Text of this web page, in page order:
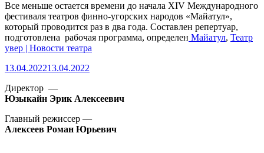
Все меньше остается времени до начала XIV Международного
фестиваля театров финно-угорских народов «Майатул»,
который проводится раз в два года. Составлен репертуар,
подготовлена рабочая программа, определен Майатул, Театр
увер | Новости театра
13.04.202213.04.2022
Директор —
Юзыкайн Эрик Алексеевич
Главный режиссер —
Алексеев Роман Юрьевич